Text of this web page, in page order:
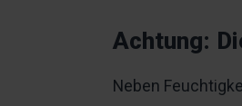
Achtung:
Neben